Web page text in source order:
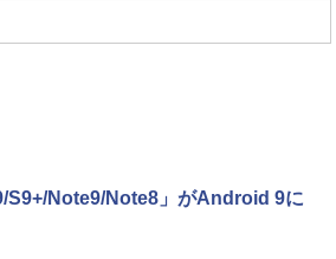
S9+/Note9/Note8」がAndroid 9に